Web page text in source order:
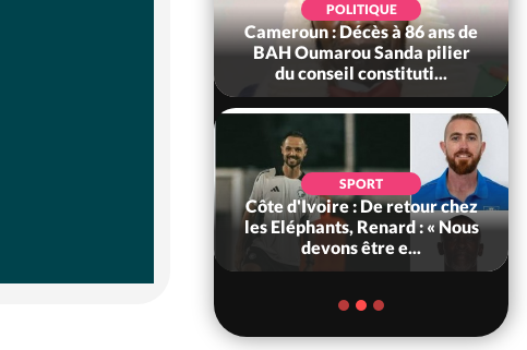
POLITIQUE
Cameroun : Décès à 86 ans de
BAH Oumarou Sanda pilier
du conseil constituti...
SPORT
Côte d'Ivoire : De retour chez
les Eléphants, Renard : « Nous
devons être e...